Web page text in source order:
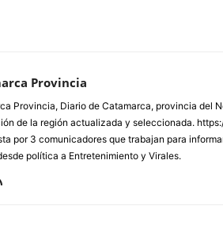
Provincia
Provincia, Diario de Catamarca, provincia del
de la región actualizada y seleccionada.
por 3 comunicadores que trabajan para
política a Entretenimiento y Virales.